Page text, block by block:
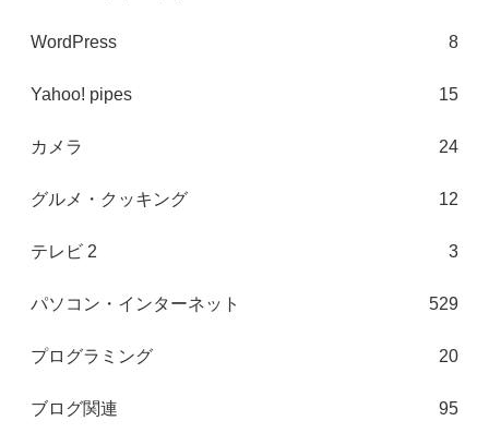
WordPress 8
Yahoo! pipes 15
カメラ 24
グルメ・クッキング 12
テレビ 2 3
パソコン・インターネット 529
プログラミング 20
ブログ関連 95